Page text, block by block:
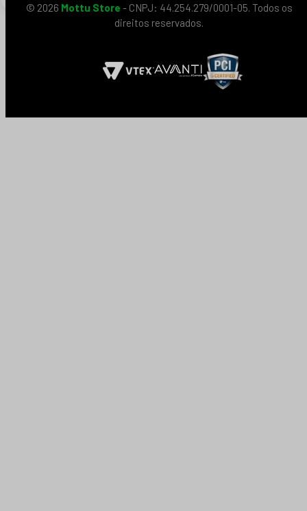
© 2026 Mottu Store - CNPJ: 44.254.279/0001-05. Todos os
direitos reservados.